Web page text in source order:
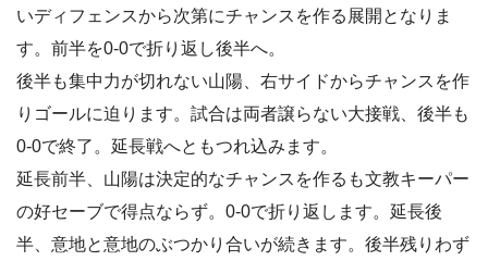
いディフェンスから次第にチャンスを作る展開となりま
す。前半を0-0で折り返し後半へ。
後半も集中力が切れない山陽、右サイドからチャンスを作
りゴールに迫ります。試合は両者譲らない大接戦、後半も
0-0で終了。延長戦へともつれ込みます。
延長前半、山陽は決定的なチャンスを作るも文教キーパー
の好セーブで得点ならず。0-0で折り返します。延長後
半、意地と意地のぶつかり合いが続きます。後半残りわず